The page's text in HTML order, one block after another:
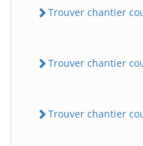
Trouver chantier
Trouver chantier
Trouver chantier